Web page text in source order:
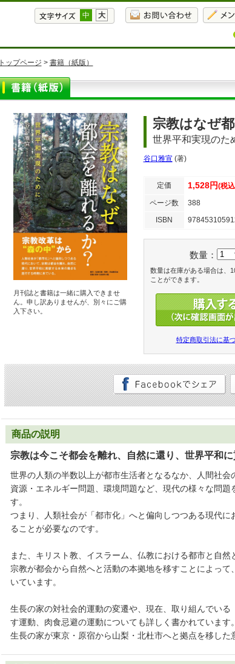
中 大
トップページ > 書籍（紙版）
月刊誌と書籍は一緒に購入できませ
ん。申し訳ありませんが、別々にご購
入下さい。
宗教はなぜ
世界平和実現のた
谷口雅宣 (著)
定価 1,528円(税
ページ数 388
ISBN
数量：
数量は在庫がある場合は、
ことができます。
特定商取引法に基
商品の説明
宗教は今こそ都会を離れ、自然に還り、世界平和
世界の人類の半数以上が都市生活者となるなか、人間社会
資源・エネルギー問題、環境問題など、現代の様々な問
す。
つまり、人類社会が「都市化」へと偏向しつつある現代
ることが必要なのです。
また、キリスト教、イスラーム、仏教における都市と自然
宗教が都会から自然へと活動の本拠地を移すことによっ
いています。
生長の家の対社会的運動の変遷や、現在、取り組んでい
す運動、肉食忌避の運動についても詳しく書かれています。
生長の家が東京・原宿から山梨・北杜市へと拠点を移した